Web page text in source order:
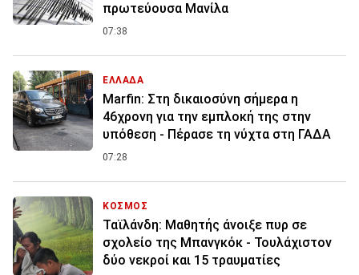
πρωτεύουσα Μανίλα
07:38
ΕΛΛΑΔΑ
Marfin: Στη δικαιοσύνη σήμερα η
46χρονη για την εμπλοκή της στην
υπόθεση - Πέρασε τη νύχτα στη ΓΑΔΑ
07:28
ΚΟΣΜΟΣ
Ταϊλάνδη: Μαθητής άνοιξε πυρ σε
σχολείο της Μπανγκόκ - Τουλάχιστον
δύο νεκροί και 15 τραυματίες